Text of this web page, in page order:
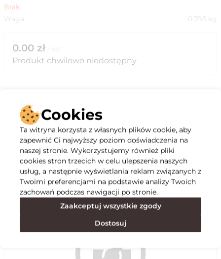
Brak
Waga
0.795 kg
0.00 zł
Produkt chwilowo niedostępny
Opis
Specyfikacja
Polecane
Cookies
Ta witryna korzysta z własnych plików cookie, aby
zapewnić Ci najwyższy poziom doświadczenia na
naszej stronie. Wykorzystujemy również pliki
cookies stron trzecich w celu ulepszenia naszych
usług, a następnie wyświetlania reklam związanych z
Twoimi preferencjami na podstawie analizy Twoich
zachowań podczas nawigacji po stronie.
Zaakceptuj wszystkie zgody
Dostosuj